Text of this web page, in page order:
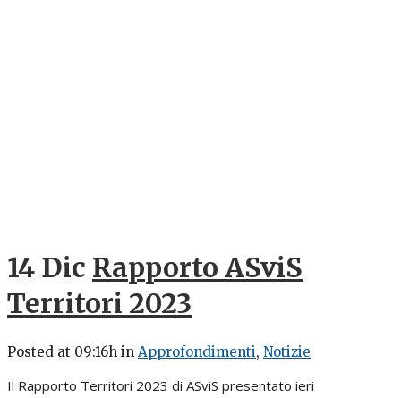
14 Dic Rapporto ASviS
Territori 2023
Posted at 09:16h in Approfondimenti, Notizie
Il Rapporto Territori 2023 di ASviS presentato ieri